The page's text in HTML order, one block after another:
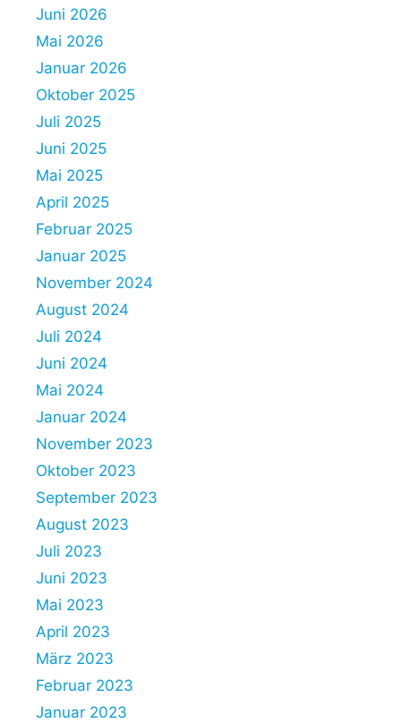
Juni 2026
Mai 2026
Januar 2026
Oktober 2025
Juli 2025
Juni 2025
Mai 2025
April 2025
Februar 2025
Januar 2025
November 2024
August 2024
Juli 2024
Juni 2024
Mai 2024
Januar 2024
November 2023
Oktober 2023
September 2023
August 2023
Juli 2023
Juni 2023
Mai 2023
April 2023
März 2023
Februar 2023
Januar 2023